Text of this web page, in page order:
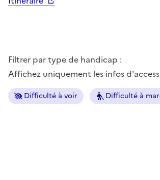
Filtrer par type de handicap :
Affichez uniquement les infos
Difficulté à voir Difficulté à